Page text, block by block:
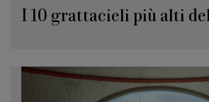
I 10 grattacieli più alti